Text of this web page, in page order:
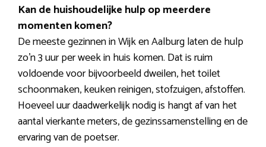
Kan de huishoudelijke hulp op meerdere
momenten komen?
De meeste gezinnen in Wijk en Aalburg laten de hulp
zo’n 3 uur per week in huis komen. Dat is ruim
voldoende voor bijvoorbeeld dweilen, het toilet
schoonmaken, keuken reinigen, stofzuigen, afstoffen.
Hoeveel uur daadwerkelijk nodig is hangt af van het
aantal vierkante meters, de gezinssamenstelling en de
ervaring van de poetser.